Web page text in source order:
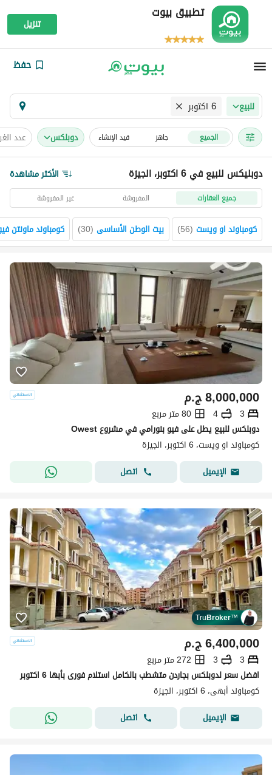
تطبيق بيوت
تنزيل
حفظ
للبيع 6 اكتوبر
الجميع جاهز قيد الإنشاء دوبلكس عدد
دوبليكس للبيع في 6 اكتوبر، الجيزة الأكثر مشاهدة
جميع العقارات المفروشة غير المفروشة
كومباوند او ويست (
56
) بيت الوطن الأساسى (
30
) كومباوند ماونتن
ج.م8,000,000
3
4
80 متر مربع
دوبلكس للبيع يطل على فيو بنورامي في مشروع Owest
كومباوند او ويست، 6 اكتوبر، الجيزة
الإيميل
اتصل
TruBroker™
ج.م6,400,000
3
3
272 متر مربع
افضل سعر لدوبلكس بجاردن متشطب بالكامل استلام فورى بأبها 6 اكتوبر
كومباوند أبهى، 6 اكتوبر، الجيزة
الإيميل
اتصل